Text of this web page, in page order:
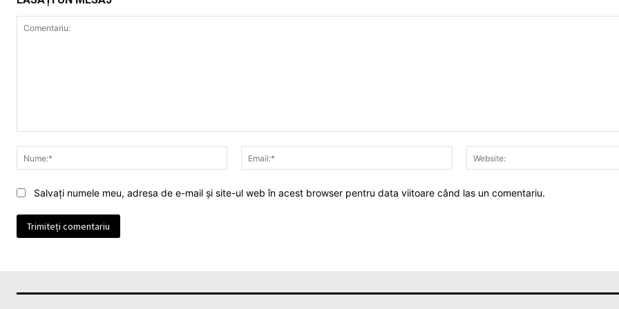
Nume:*
Email:*
Salvați numele meu, adresa de e-mail și site-ul web în acest browser pentru data viitoare când las un comentariu.